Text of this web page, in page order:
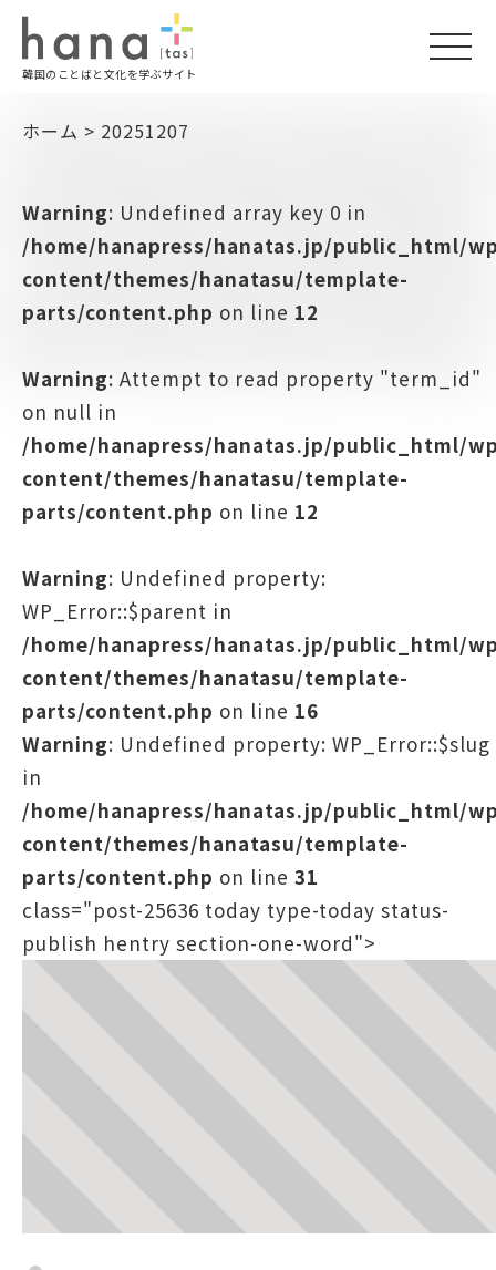
韓国のことばと文化を学ぶサイト
ホーム > 20251207
Warning: Undefined array key 0 in
/home/hanapress/hanatas.jp/public_html/
content/themes/hanatasu/template-
parts/content.php on line 12
Warning: Attempt to read property "term_id"
on null in
/home/hanapress/hanatas.jp/public_html/
content/themes/hanatasu/template-
parts/content.php on line 12
Warning: Undefined property:
WP_Error::$parent in
/home/hanapress/hanatas.jp/public_html/
content/themes/hanatasu/template-
parts/content.php on line 16
Warning: Undefined property: WP_Error::$slug
in
/home/hanapress/hanatas.jp/public_html/
content/themes/hanatasu/template-
parts/content.php on line 31
class="post-25636 today type-today status-
publish hentry section-one-word">